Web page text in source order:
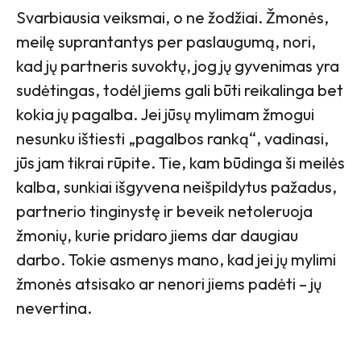
Svarbiausia veiksmai, o ne žodžiai. Žmonės,
meilę suprantantys per paslaugumą, nori,
kad jų partneris suvoktų, jog jų gyvenimas yra
sudėtingas, todėl jiems gali būti reikalinga bet
kokia jų pagalba. Jei jūsų mylimam žmogui
nesunku ištiesti „pagalbos ranką“, vadinasi,
jūs jam tikrai rūpite. Tie, kam būdinga ši meilės
kalba, sunkiai išgyvena neišpildytus pažadus,
partnerio tinginystę ir beveik netoleruoja
žmonių, kurie pridaro jiems dar daugiau
darbo. Tokie asmenys mano, kad jei jų mylimi
žmonės atsisako ar nenori jiems padėti – jų
nevertina.